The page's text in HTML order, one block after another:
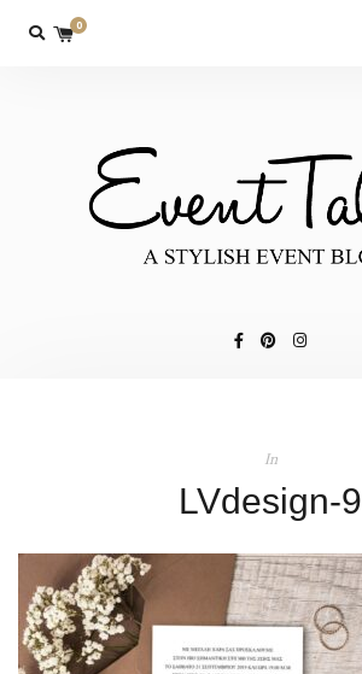
0
In
LVdesign-9